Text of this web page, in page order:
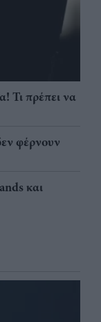
Τι πρέπει να
φέρνουν
και